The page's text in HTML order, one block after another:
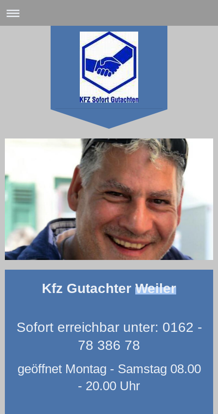
Kfz Gutachter Weiler
Sofort erreichbar unter: 0162 -
78 386 78
geöffnet Montag - Samstag 08.00
- 20.00 Uhr